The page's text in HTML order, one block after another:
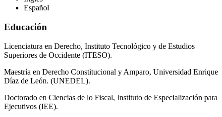
Español
Educación
Licenciatura en Derecho, Instituto Tecnológico y de Estudios
Superiores de Occidente (ITESO).
Maestría en Derecho Constitucional y Amparo, Universidad Enrique
Díaz de León. (UNEDEL).
Doctorado en Ciencias de lo Fiscal, Instituto de Especialización para
Ejecutivos (IEE).